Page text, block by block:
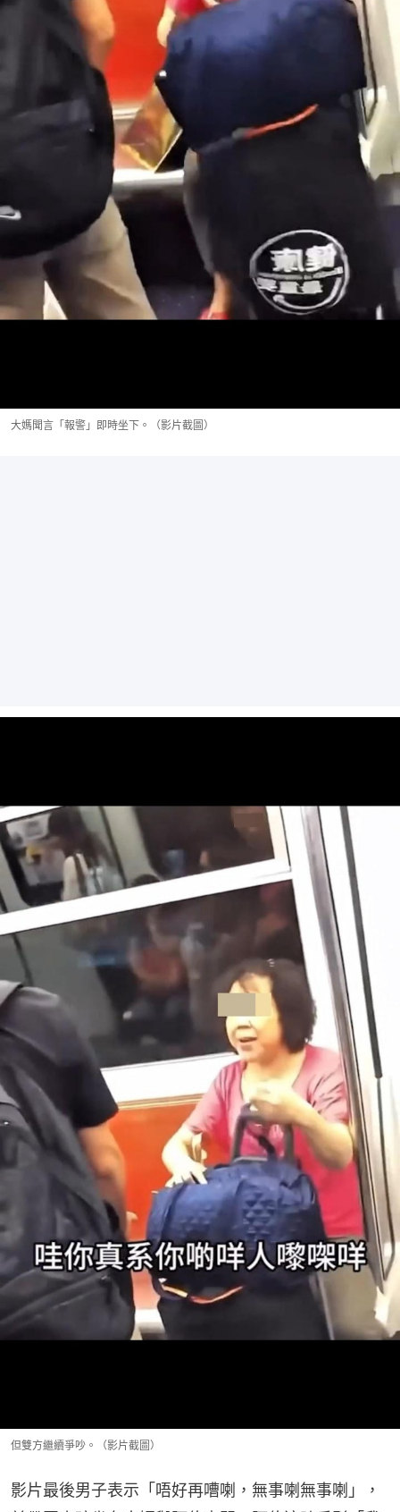
大媽聞言「報警」即時坐下。（影片截圖）
但雙方繼續爭吵。（影片截圖）
影片最後男子表示「唔好再嘈喇，無事喇無事喇」，